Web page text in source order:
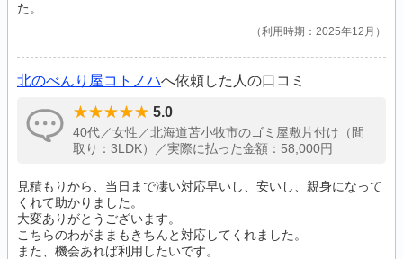
た。
利用時期：2025年12月
北のべんり屋コトノハへ依頼した人の口コミ
5.0
40代／女性／北海道苫小牧市のゴミ屋敷片付け（間
取り：3LDK）／実際に払った金額：58,000円
見積もりから、当日まで凄い対応早いし、安いし、親身になって
くれて助かりました。
大変ありがとうございます。
こちらのわがままもきちんと対応してくれました。
また、機会あれば利用したいです。